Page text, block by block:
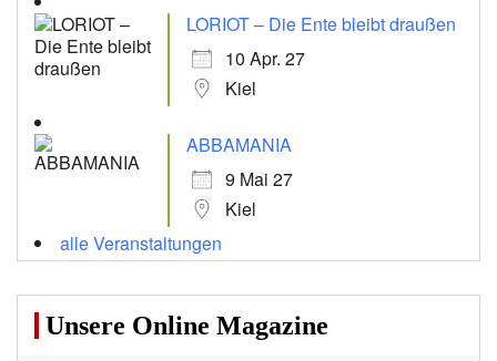
LORIOT – Die Ente bleibt draußen
10 Apr. 27
Kiel
ABBAMANIA
9 Mai 27
Kiel
alle Veranstaltungen
Unsere Online Magazine